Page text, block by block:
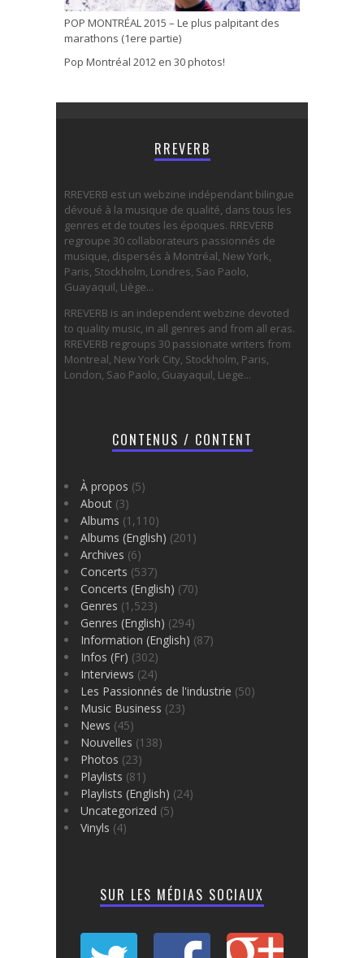
POP MONTRÉAL 2015 – Le plus palpitant des
marathons (1ere partie)
Pop Montréal 2012 en 30 photos!
RREVERB
RREVERB est un webzine indépendant bilingue
dévoué à la musique de qualité, dans tous les
genres et de toutes les époques. RREVERB
regroupe 30 collaborateurs passionnés de
musique, dispersés à Montréal, New York,
Paris, Stockholm, Londres, Sao Paolo,
Guayaquil, Liège...
RREVERB is an independent webzine devoted
to quality music, in all genres and from all eras.
RREVERB regroups 30 passionate writers from
Montreal, New York City, Stockholm, Paris,
London, Sao Paolo, Guayaquil, Liege...
CONTENUS / CONTENT
À propos (5)
About (3)
Albums (1,110)
Albums (English) (201)
Archives (6)
Concerts (537)
Concerts (English) (70)
Genres (1,523)
Genres (English) (294)
Information (English) (87)
Infos (Fr) (302)
Interviews (24)
Les Passionnés de l'industrie (50)
Music Business (23)
News (45)
Nouvelles (138)
Photos (23)
Playlists (81)
Playlists (English) (24)
Uncategorized (5)
Vinyls (4)
SUR LES MÉDIAS SOCIAUX